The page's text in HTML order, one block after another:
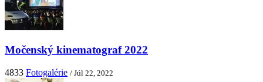
Močenský kinematograf 2022
4833 Fotogalérie / Júl 22, 2022